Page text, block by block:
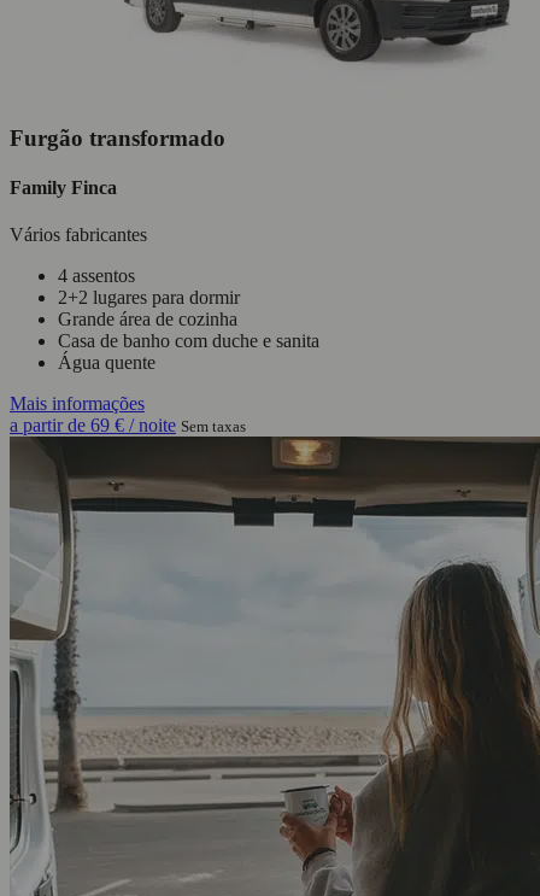
Furgão transformado
Family Finca
Vários fabricantes
4 assentos
2+2 lugares para dormir
Grande área de cozinha
Casa de banho com duche e sanita
Água quente
Mais informações
a partir de 69 € / noite Sem taxas